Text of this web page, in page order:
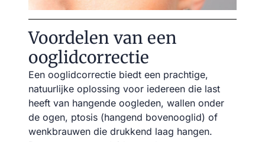
Voordelen van een
ooglidcorrectie
Een ooglidcorrectie biedt een prachtige,
natuurlijke oplossing voor iedereen die last
heeft van hangende oogleden, wallen onder
de ogen, ptosis (hangend bovenooglid) of
wenkbrauwen die drukkend laag hangen.